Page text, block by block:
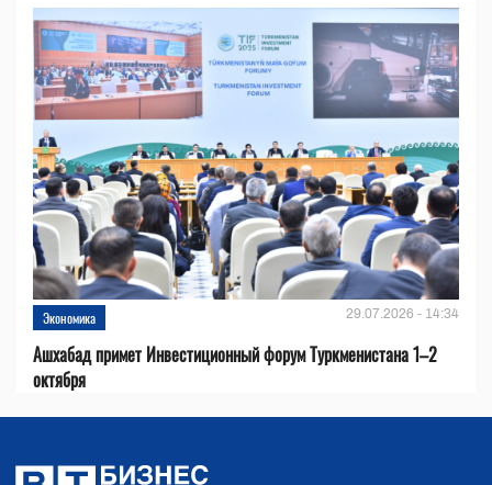
Экономика 29.07.2026 - 14:34
Ашхабад примет Инвестиционный форум Туркменистана 1–2
октября